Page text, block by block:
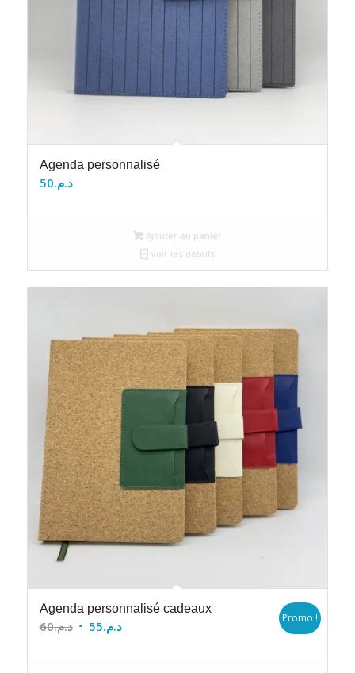
Agenda personnalisé
د.م.50
Ajouter au panier
Voir les détails
Agenda personnalisé cadeaux
د.م.60
Le
د.م.55
Le
Promo !